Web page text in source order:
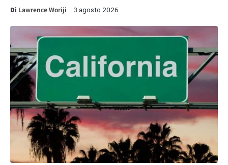
Di Lawrence Woriji 3 agosto 2026